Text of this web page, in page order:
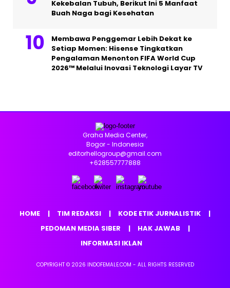
Kekebalan Tubuh, Berikut Ini 5 Manfaat
Buah Naga bagi Kesehatan
Membawa Penggemar Lebih Dekat ke
Setiap Momen: Hisense Tingkatkan
Pengalaman Menonton FIFA World Cup
2026™ Melalui Inovasi Teknologi Layar TV
Graha Media Center,
Bogor - Indonesia
editorhellogroup@gmail.com
+628557777888
HOME TIM REDAKSI
KODE ETIK JURNALISTIK
PEDOMAN MEDIA SIBER
HAK JAWAB
INFORMASI IKLAN
COPYRIGHT © 2026 INDOFEMALE.COM - ALL RIGHTS RESERVED